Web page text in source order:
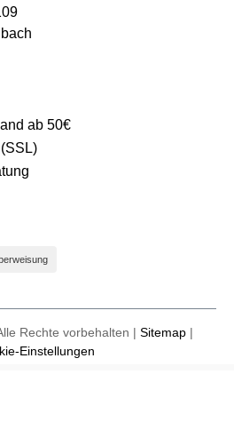
ab 50€
Rechte vorbehalten | Sitemap|
Einstellungen